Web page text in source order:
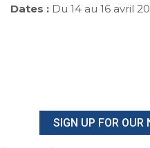
Dates : Du 14 au 16 avril
SIGN UP FOR OUR